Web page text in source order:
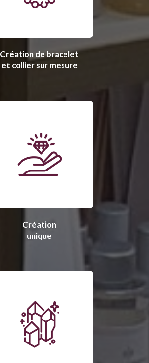
Création de bracelet
et collier sur mesure
Création
unique